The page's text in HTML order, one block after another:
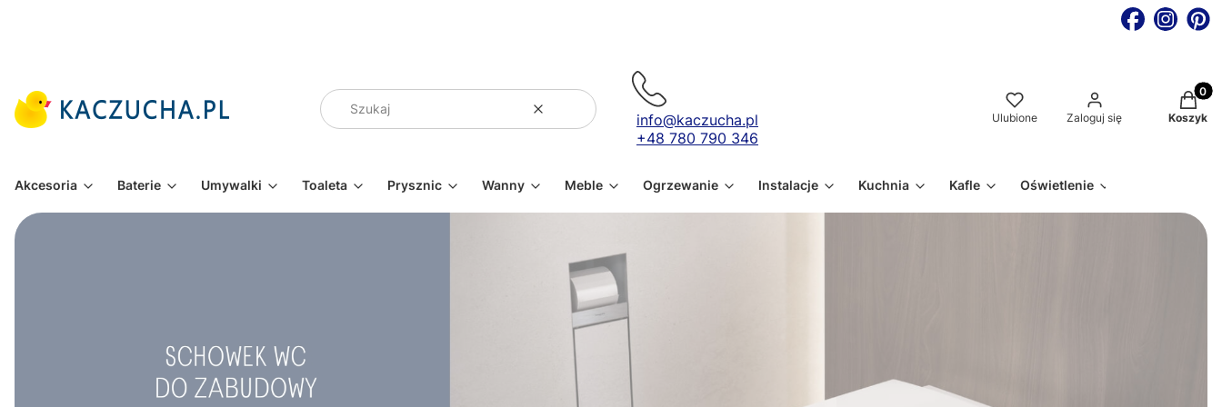
WyczyśćSzukaj
info@kaczucha.pl
+48 780 790 346
Ulubione Zaloguj się Koszyk
Akcesoria Baterie Umywalki Toaleta Prysznic Wanny Meble Ogrzewanie Instalacje Kuchnia Kafle Oświetlenie